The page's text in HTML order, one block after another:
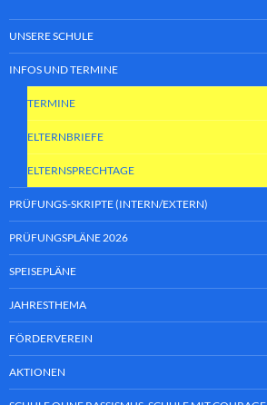
UNSERE SCHULE
INFOS UND TERMINE
TERMINE
ELTERNBRIEFE
ELTERNSPRECHTAGE
PRÜFUNGS-SKRIPTE (INTERN/EXTERN)
PRÜFUNGSPLÄNE 2026
SPEISEPLÄNE
JAHRESTHEMA
FÖRDERVEREIN
AKTIONEN